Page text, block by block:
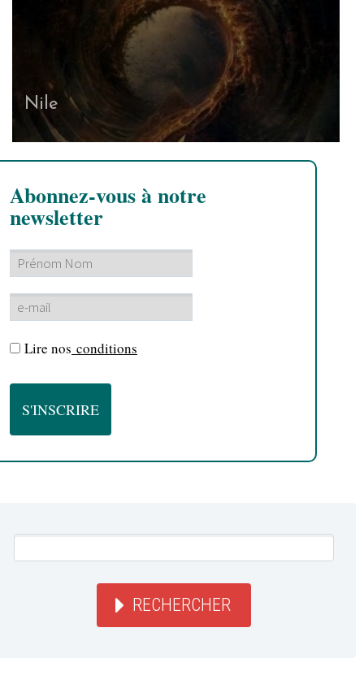
Nile
Abonnez-vous à notre
newsletter
Lire nos conditions
RECHERCHER